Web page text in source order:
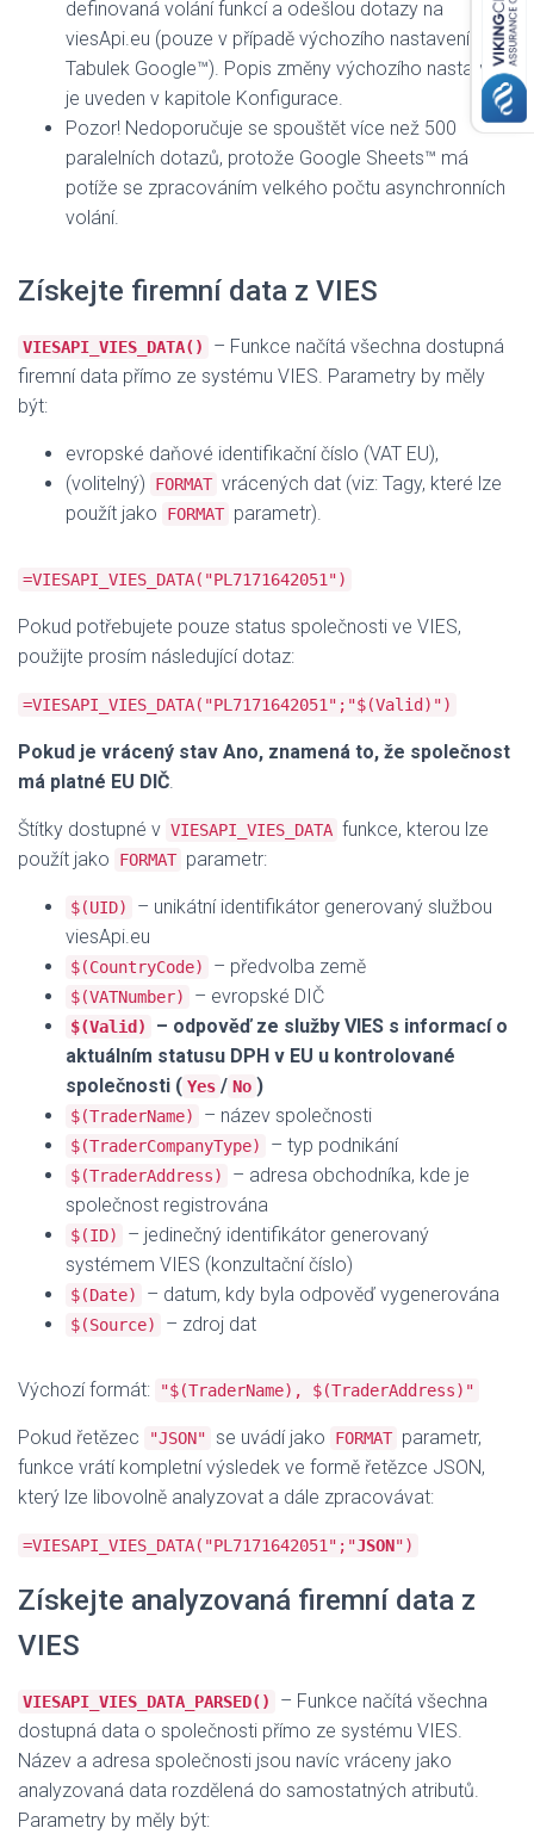
definovaná volání funkcí a odešlou dotazy na
viesApi.eu (pouze v případě výchozího nastavení
Tabulek Google™). Popis změny výchozího nastavení
je uveden v kapitole Konfigurace.
Pozor! Nedoporučuje se spouštět více než 500
paralelních dotazů, protože Google Sheets™ má
potíže se zpracováním velkého počtu asynchronních
volání.
Získejte firemní data z VIES
VIESAPI_VIES_DATA()
– Funkce načítá všechna dostupná
firemní data přímo ze systému VIES. Parametry by měly
být:
evropské daňové identifikační číslo (VAT EU),
(volitelný)
FORMAT vrácených dat (viz: Tagy, které lze
použít jako
FORMAT parametr).
=VIESAPI_VIES_DATA("PL7171642051")
Pokud potřebujete pouze status společnosti ve VIES,
použijte prosím následující dotaz:
=VIESAPI_VIES_DATA("PL7171642051";"$(Valid)")
Pokud je vrácený stav Ano, znamená to, že společnost
má platné EU DIČ.
Štítky dostupné v VIESAPI_VIES_DATA funkce, kterou lze
použít jako
FORMAT parametr:
$(UID)
– unikátní identifikátor generovaný službou
viesApi.eu
$(CountryCode) – předvolba země
$(VATNumber) – evropské DIČ
$(Valid)
– odpověď ze služby VIES s informací o
aktuálním statusu DPH v EU u kontrolované
společnosti ( Yes / No )
$(TraderName) – název společnosti
$(TraderCompanyType) – typ podnikání
$(TraderAddress)
– adresa obchodníka, kde je
společnost registrována
$(ID)
– jedinečný identifikátor generovaný
systémem VIES (konzultační číslo)
$(Date) – datum, kdy byla odpověď vygenerována
$(Source) – zdroj dat
Výchozí formát: "$(TraderName), $(TraderAddress)"
Pokud řetězec "JSON" se uvádí jako FORMAT parametr,
funkce vrátí kompletní výsledek ve formě řetězce JSON,
který lze libovolně analyzovat a dále zpracovávat:
=VIESAPI_VIES_DATA("PL7171642051";"JSON")
Získejte analyzovaná firemní data z
VIES
VIESAPI_VIES_DATA_PARSED()
– Funkce načítá všechna
dostupná data o společnosti přímo ze systému VIES.
Název a adresa společnosti jsou navíc vráceny jako
analyzovaná data rozdělená do samostatných atributů.
Parametry by měly být: